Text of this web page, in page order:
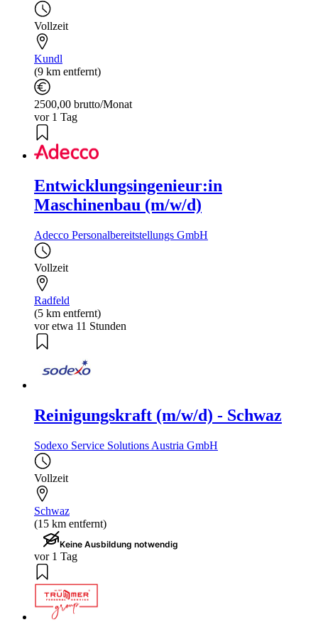
Vollzeit
Kundl
(9 km entfernt)
2500,00 brutto/Monat
vor 1 Tag
Entwicklungsingenieur:in
Maschinenbau (m/w/d)
Adecco Personalbereitstellungs GmbH
Vollzeit
Radfeld
(5 km entfernt)
vor etwa 11 Stunden
Reinigungskraft (m/w/d) - Schwaz
Sodexo Service Solutions Austria GmbH
Vollzeit
Schwaz
(15 km entfernt)
Keine Ausbildung notwendig
vor 1 Tag